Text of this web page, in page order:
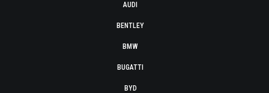
AUDI
BENTLEY
BMW
BUGATTI
BYD